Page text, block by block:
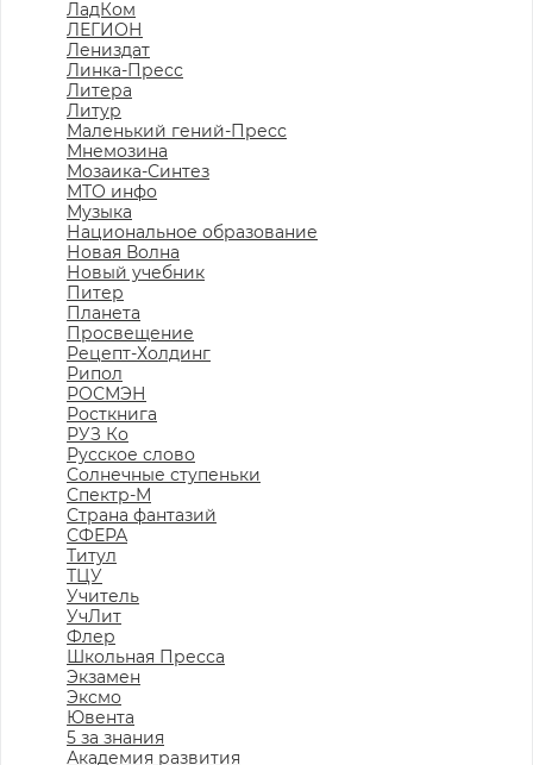
ЛадКом
ЛЕГИОН
Лениздат
Линка-Пресс
Литера
Литур
Маленький гений-Пресс
Мнемозина
Мозаика-Синтез
МТО инфо
Музыка
Национальное образование
Новая Волна
Новый учебник
Питер
Планета
Просвещение
Рецепт-Холдинг
Рипол
РОСМЭН
Росткнига
РУЗ Ко
Русское слово
Солнечные ступеньки
Спектр-М
Страна фантазий
СФЕРА
Титул
ТЦУ
Учитель
УчЛит
Флер
Школьная Пресса
Экзамен
Эксмо
Ювента
5 за знания
Академия развития